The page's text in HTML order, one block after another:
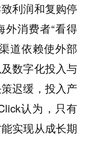
利润和复购停
外消费者“看得
道依赖使外部
数字化投入与
迟缓，投入产
认为，只有
实现从成长期